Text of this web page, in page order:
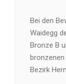
Bei den
Waidegg
Bronze B
Bezirk